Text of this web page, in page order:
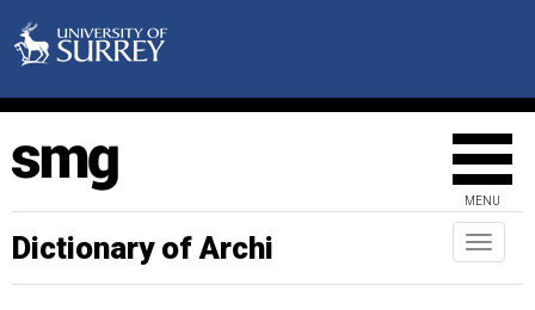
MENU
Toggle
Dictionary of Archi
израсходоваться
изумленный
изумлять
изумляться